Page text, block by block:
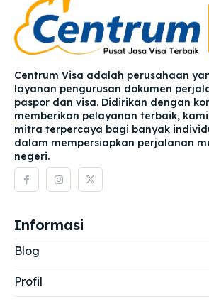
Centrum Visa adalah perusahaan
layanan pengurusan dokumen
paspor dan visa. Didirikan dengan
memberikan pelayanan terbaik,
mitra terpercaya bagi banyak
dalam mempersiapkan perjalanan
negeri.
Informasi
Blog
Profil